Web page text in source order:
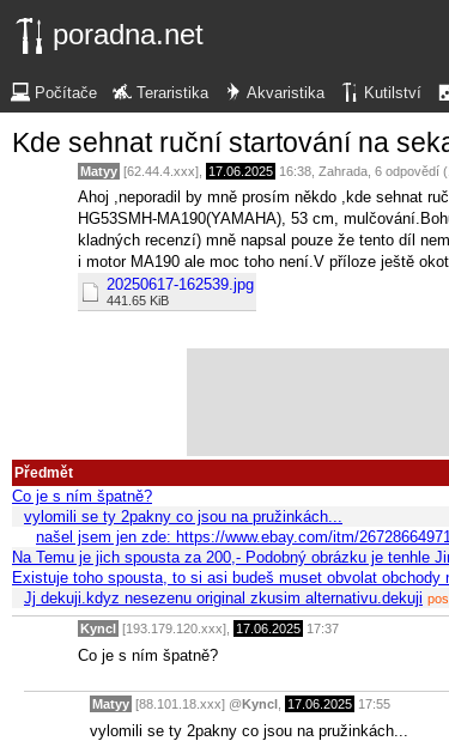
poradna.net
Počítače Teraristika Akvaristika Kutilství
Kde sehnat ruční startování na
Matyy [62.44.4.xxx], 17.06.2025 16:38 Zahrada , 6 odpovědí
Ahoj ,neporadil by mně prosím někdo ,kde sehnat
HG53SMH-MA190(YAMAHA), 53 cm,
kladných recenzí) mně napsal pouze že tento díl
i motor MA190 ale moc toho není.V příloze ještě
20250617-162539.jpg
441.65 KiB
Předmět
Co je s ním špatně?
vylomili se ty 2pakny co jsou na pružinkách...
našel jsem jen zde: https://www.ebay.com/itm/
Na Temu je jich spousta za 200,- Podobný obrázku je tenhle
Existuje toho spousta, to si asi budeš muset obvolat obchody
Jj dekuji.kdyz nesezenu original zkusim alternativu.dekuji
Kyncl [193.179.120.xxx], 17.06.2025 17:37
Co je s ním špatně?
Matyy [88.101.18.xxx] @ Kyncl 17.06.2025 17:55
vylomili se ty 2pakny co jsou na pružinkách...